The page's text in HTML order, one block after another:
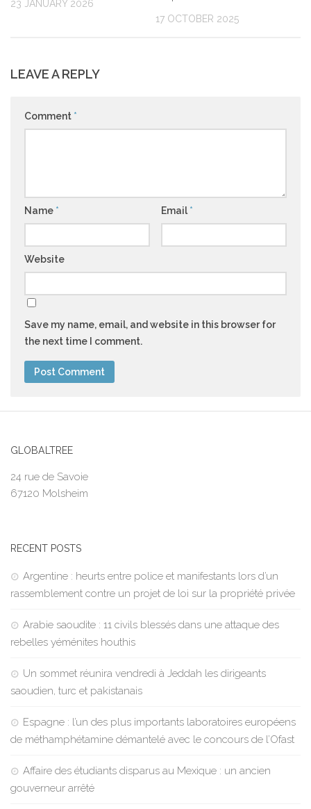
23 JANUARY 2026
17 OCTOBER 2025
LEAVE A REPLY
Comment *
Name * Email *
Website
Save my name, email, and website in this browser for
the next time I comment.
GLOBALTREE
24 rue de Savoie
67120 Molsheim
RECENT POSTS
Argentine : heurts entre police et manifestants lors d’un
rassemblement contre un projet de loi sur la propriété privée
Arabie saoudite : 11 civils blessés dans une attaque des
rebelles yéménites houthis
Un sommet réunira vendredi à Jeddah les dirigeants
saoudien, turc et pakistanais
Espagne : l’un des plus importants laboratoires européens
de méthamphétamine démantelé avec le concours de l’Ofast
Affaire des étudiants disparus au Mexique : un ancien
gouverneur arrêté